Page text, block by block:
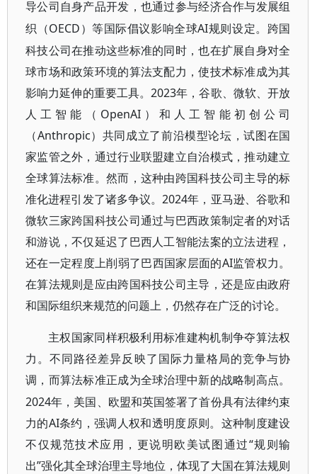
导公司自身产品开发，也通过参与经济合作与发展组
织（OECD）等国际倡议影响全球AI规则设定。跨国
科技公司在推动这些标准的同时，也在扩展自身对全
球市场和政策环境的算法支配力，使技术标准成为其
影响力延伸的重要工具。2023年，谷歌、微软、开放
人工智能（OpenAI）和人工智能初创公司
（Anthropic）共同成立了前沿模型论坛，试图在国
家监管之外，通过行业联盟建立自治模式，推动建立
全球算法标准。然而，这种由跨国科技公司主导的标
准化进程引发了诸多争议。2024年，亚马逊、谷歌和
微软三家跨国科技公司通过与巴西政策制定者的对话
和游说，不仅延迟了巴西人工智能法案的立法进程，
还在一定程度上削弱了巴西国家层面的AI监管权力。
在算法规则是应由跨国科技公司主导，还是应由政府
和国际组织来规范的问题上，仍然存在广泛的讨论。
主权国家同样积极利用标准建构机制争夺算法权
力。不同路径差异反映了国际力量格局的竞争与协
调，而算法标准正成为全球治理中新的战略制高点。
2024年，美国、欧盟和英国签署了首份具有法律约束
力的AI条约，强调人权和透明度原则。这种制度建设
不仅规范技术应用，更说明欧美试图通过“规则输
出”强化其全球治理主导地位，体现了大国在算法规则